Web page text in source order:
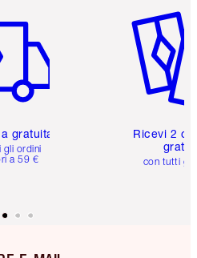
gratuita
gli ordini
a 59 €
Ricevi 2
con tutti gli